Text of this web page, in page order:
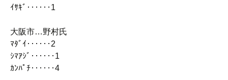
ｲｻｷﾞ‥‥‥1
大阪市…野村氏
ﾏﾀﾞｲ‥‥‥2
ｼﾏｱｼﾞ‥‥‥1
ｶﾝﾊﾟﾁ‥‥‥4